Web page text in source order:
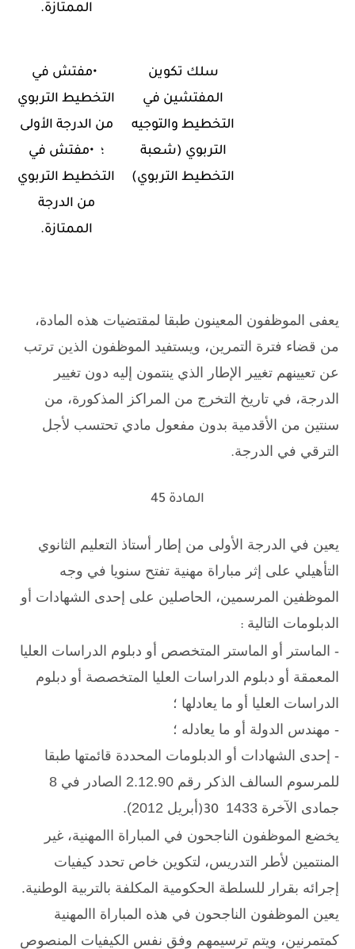
الممتازة.
سلك تكوين
المفتشين في
التخطيط والتوجيه
التربوي )شعبة
التخطيط التربوي(
•مفتش في
التخطيط التربوي
من الدرجة الأولى
؛ •مفتش في
التخطيط التربوي
من الدرجة
الممتازة.
يعفى الموظفون المعينون طبقا لمقتضيات هذه المادة،
من قضاء فترة التمرين، ويستفيد الموظفون الذين ترتب
عن تعيينهم تغيير الإطار الذي ينتمون إليه دون تغيير
الدرجة، في تاريخ التخرج من المراكز المذكورة، من
سنتين من الأقدمية بدون مفعول مادي تحتسب لأجل
الترقي في الدرجة.
المادة 45
يعين في الدرجة الأولى من إطار أستاذ التعليم الثانوي
التأهيلي على إثر مباراة مهنية تفتح سنويا في وجه
الموظفين المرسمين، الحاصلين على إحدى الشهادات أو
الدبلومات التالية :
- الماستر أو الماستر المتخصص أو دبلوم الدراسات العليا
المعمقة أو دبلوم الدراسات العليا المتخصصة أو دبلوم
الدراسات العليا أو ما يعادلها ؛
- مهندس الدولة أو ما يعادله ؛
- إحدى الشهادات أو الدبلومات المحددة قائمتها طبقا
للمرسوم السالف الذكر رقم 2.12.90 الصادر في 8
جمادى الآخرة 1433
)30أبريل 2012).
يخضع الموظفون الناجحون في المباراة االمهنية، غير
المنتمين لأطر التدريس، لتكوين خاص تحدد كيفيات
إجرائه بقرار للسلطة الحكومية المكلفة بالتربية الوطنية.
يعين الموظفون الناجحون في هذه المباراة االمهنية
كمتمرنين، ويتم ترسيمهم وفق نفس الكيفيات المنصوص